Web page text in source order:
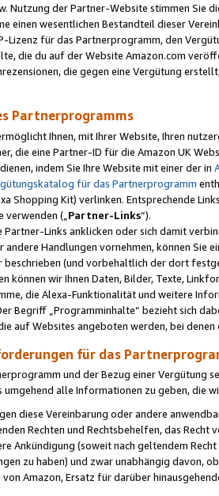
Nutzung der Partner-Website stimmen Sie
einen wesentlichen Bestandteil dieser
Lizenz für das Partnerprogramm, den
die du auf der Website Amazon.com
die gegen eine Vergütung
Partnerprogramms
Ihnen, mit Ihrer Website, Ihren
die eine Partner-ID für die Amazon UK
indem Sie Ihre Website mit einer der in
für das Partnerprogramm
Shopping Kit) verlinken. Entsprechende
(„ Partner-Links“).
Partner-Links anklicken oder sich damit
andere Handlungen vornehmen, können Sie
beschrieben (und vorbehaltlich der dort
können wir Ihnen Daten, Bilder, Texte,
die Alexa-Funktionalität und weitere
Begriff „Programminhalte“ bezieht sich
auf Websites angeboten werden, bei
für das
und der Bezug einer Vergütung
umgehend alle Informationen zu geben, die
diese Vereinbarung oder andere
Rechten und Rechtsbehelfen, das
Ankündigung (soweit nach geltendem
zu haben) und zwar unabhängig davon,
von Amazon, Ersatz für darüber